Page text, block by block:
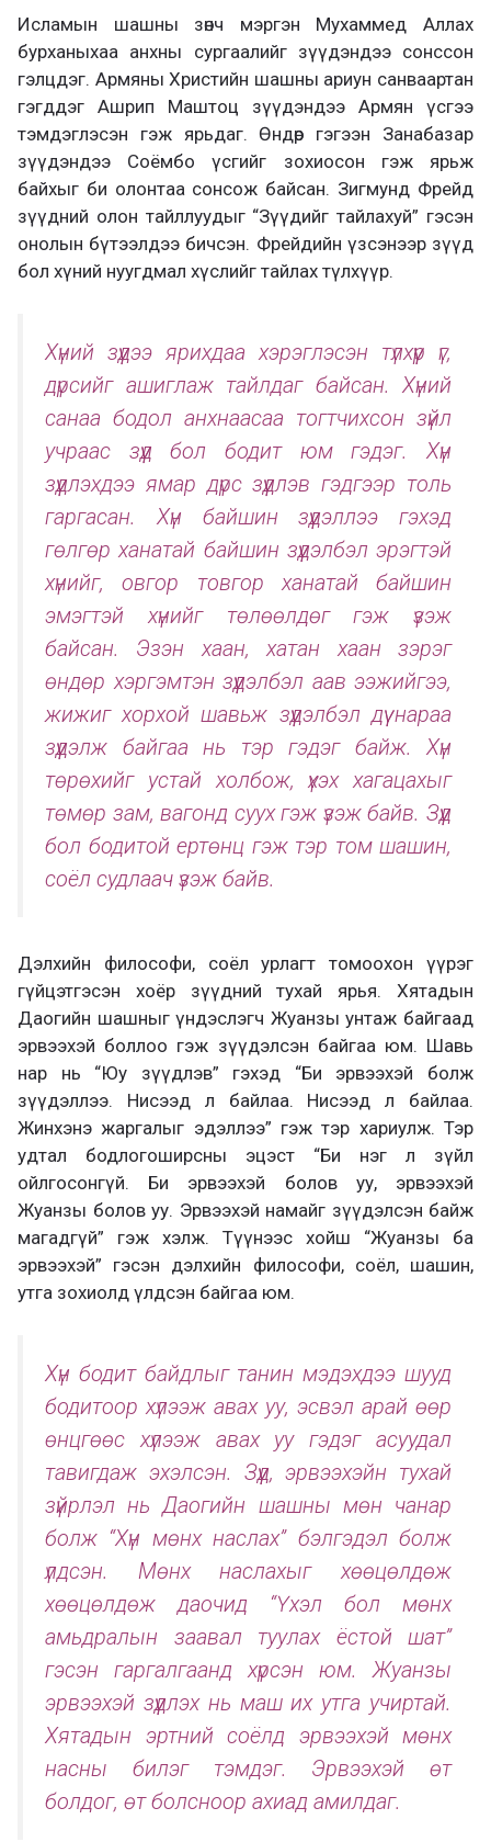
Исламын шашны зөнч мэргэн Мухаммед Аллах
бурханыхаа анхны сургаалийг зүүдэндээ сонссон
гэлцдэг. Армяны Христийн шашны ариун санваартан
гэгддэг Ашрип Маштоц зүүдэндээ Армян үсгээ
тэмдэглэсэн гэж ярьдаг. Өндөр гэгээн Занабазар
зүүдэндээ Соёмбо үсгийг зохиосон гэж ярьж
байхыг би олонтаа сонсож байсан. Зигмунд Фрейд
зүүдний олон тайллуудыг “Зүүдийг тайлахуй” гэсэн
онолын бүтээлдээ бичсэн. Фрейдийн үзсэнээр зүүд
бол хүний нуугдмал хүслийг тайлах түлхүүр.
Хүний зүүдээ ярихдаа хэрэглэсэн түлхүүр үг,
дүрсийг ашиглаж тайлдаг байсан. Хүний
санаа бодол анхнаасаа тогтчихсон зүйл
учраас зүүд бол бодит юм гэдэг. Хүн
зүүдлэхдээ ямар дүрс зүүдлэв гэдгээр толь
гаргасан. Хүн байшин зүүдэллээ гэхэд
гөлгөр ханатай байшин зүүдэлбэл эрэгтэй
хүнийг, овгор товгор ханатай байшин
эмэгтэй хүнийг төлөөлдөг гэж үзэж
байсан. Эзэн хаан, хатан хаан зэрэг
өндөр хэргэмтэн зүүдэлбэл аав ээжийгээ,
жижиг хорхой шавьж зүүдэлбэл дүү нараа
зүүдэлж байгаа нь тэр гэдэг байж. Хүн
төрөхийг устай холбож, үхэх хагацахыг
төмөр зам, вагонд суух гэж үзэж байв. Зүүд
бол бодитой ертөнц гэж тэр том шашин,
соёл судлаач үзэж байв.
Дэлхийн философи, соёл урлагт томоохон үүрэг
гүйцэтгэсэн хоёр зүүдний тухай ярья. Хятадын
Даогийн шашныг үндэслэгч Жуанзы унтаж байгаад
эрвээхэй боллоо гэж зүүдэлсэн байгаа юм. Шавь
нар нь “Юу зүүдлэв” гэхэд “Би эрвээхэй болж
зүүдэллээ. Нисээд л байлаа. Нисээд л байлаа.
Жинхэнэ жаргалыг эдэллээ” гэж тэр хариулж. Тэр
удтал бодлогоширсны эцэст “Би нэг л зүйл
ойлгосонгүй. Би эрвээхэй болов уу, эрвээхэй
Жуанзы болов уу. Эрвээхэй намайг зүүдэлсэн байж
магадгүй” гэж хэлж. Түүнээс хойш “Жуанзы ба
эрвээхэй” гэсэн дэлхийн философи, соёл, шашин,
утга зохиолд үлдсэн байгаа юм.
Хүн бодит байдлыг танин мэдэхдээ шууд
бодитоор хүлээж авах уу, эсвэл арай өөр
өнцгөөс хүлээж авах уу гэдэг асуудал
тавигдаж эхэлсэн. Зүүд, эрвээхэйн тухай
зүйрлэл нь Даогийн шашны мөн чанар
болж “Хүн мөнх наслах” бэлгэдэл болж
үлдсэн. Мөнх наслахыг хөөцөлдөж
хөөцөлдөж даочид “Үхэл бол мөнх
амьдралын заавал туулах ёстой шат”
гэсэн гаргалгаанд хүрсэн юм. Жуанзы
эрвээхэй зүүдлэх нь маш их утга учиртай.
Хятадын эртний соёлд эрвээхэй мөнх
насны билэг тэмдэг. Эрвээхэй өт
болдог, өт болсноор ахиад амилдаг.